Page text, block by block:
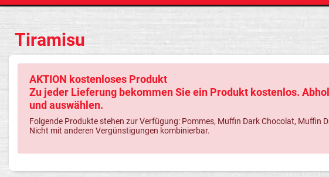
Tiramisu
AKTION kostenloses Produkt
Zu jeder Lieferung bekommen Sie ein Produkt kostenlos.
und auswählen.
Folgende Produkte stehen zur Verfügung: Pommes, Muffin Dark Chocolat, Muffin
Nicht mit anderen Vergünstigungen kombinierbar.